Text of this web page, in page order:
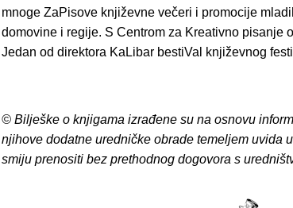
mnoge ZaPisove književne večeri i promocije
domovine i regije. S Centrom za Kreativno pisanje
Jedan od direktora KaLibar bestiVal književnog
© Bilješke o knjigama izrađene su na osnovu
njihove dodatne uredničke obrade temeljem uvida
smiju prenositi bez prethodnog dogovora s